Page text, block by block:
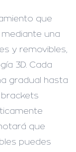
que
una
y removibles,
3D. Cada
gradual hasta
brackets
que
puedes